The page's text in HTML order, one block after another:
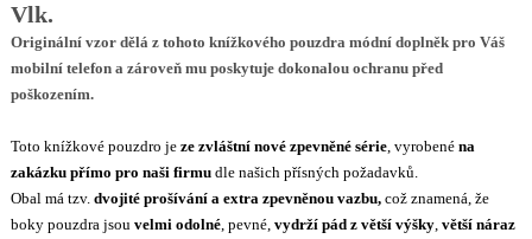
Vlk.
Originální vzor dělá z tohoto knížkového pouzdra módní doplněk pro Váš
mobilní telefon a zároveň mu poskytuje dokonalou ochranu před
poškozením.
Toto knížkové pouzdro je ze zvláštní nové zpevněné série, vyrobené na
zakázku přímo pro naši firmudle našich přísných požadavků.
Obal má tzv. dvojité prošívání a extra zpevněnou vazbu, což znamená, že
boky pouzdra jsou velmi odolné, pevné, vydrží pád z větší výšky, větší náraz